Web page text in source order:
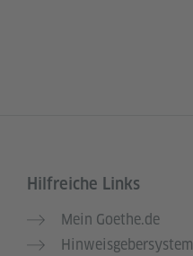
Hilfreiche Links
Mein Goethe.de
Hinweisgebersystem